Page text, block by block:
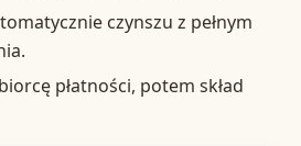
czynszu z pełnym
płatności, potem skład